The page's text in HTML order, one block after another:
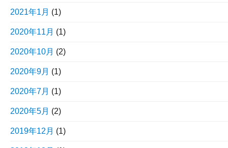
2021年1月 (1)
2020年11月 (1)
2020年10月 (2)
2020年9月 (1)
2020年7月 (1)
2020年5月 (2)
2019年12月 (1)